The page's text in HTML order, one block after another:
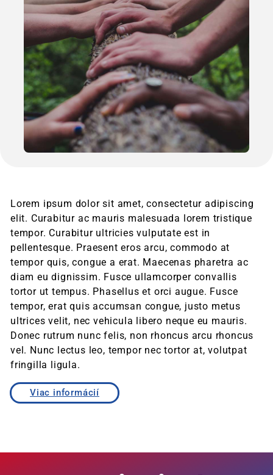
Lorem ipsum dolor sit amet, consectetur adipiscing
elit. Curabitur ac mauris malesuada lorem tristique
tempor. Curabitur ultricies vulputate est in
pellentesque. Praesent eros arcu, commodo at
tempor quis, congue a erat. Maecenas pharetra ac
diam eu dignissim. Fusce ullamcorper convallis
tortor ut tempus. Phasellus et orci augue. Fusce
tempor, erat quis accumsan congue, justo metus
ultrices velit, nec vehicula libero neque eu mauris.
Donec rutrum nunc felis, non rhoncus arcu rhoncus
vel. Nunc lectus leo, tempor nec tortor at, volutpat
fringilla ligula.
Viac informácií